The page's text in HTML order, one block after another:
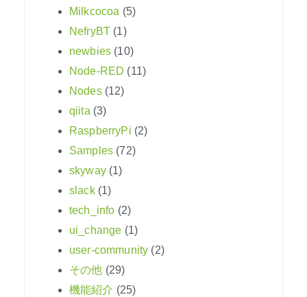
Milkcocoa (5)
NefryBT (1)
newbies (10)
Node-RED (11)
Nodes(12)
qiita (3)
RaspberryPi (2)
Samples (72)
skyway(1)
slack(1)
tech_info (2)
ui_change (1)
user-community (2)
その他 (29)
機能紹介 (25)